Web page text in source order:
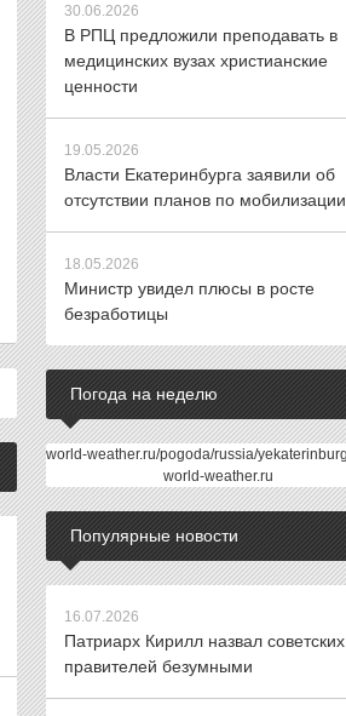
30.06.2026
В РПЦ предложили преподавать в
медицинских вузах христианские
ценности
19.05.2026
Власти Екатеринбурга заявили об
отсутствии планов по мобилизации
18.05.2026
Министр увидел плюсы в росте
безработицы
Погода на неделю
world-weather.ru
Популярные новости
16.07.2026
Патриарх Кирилл назвал советских
правителей безумными